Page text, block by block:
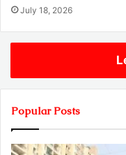
July 18, 2026
Popular Posts